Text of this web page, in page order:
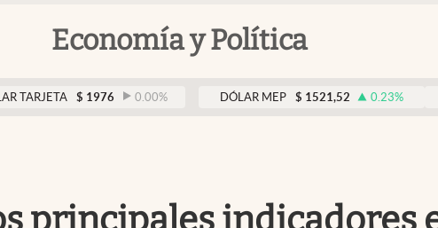
Economía y Política
$ 1976 0.00% DÓLAR MEP $ 1521,52 0.23%